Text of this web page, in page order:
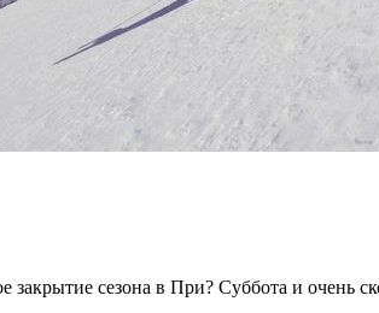
закрытие сезона в При? Суббота и очень